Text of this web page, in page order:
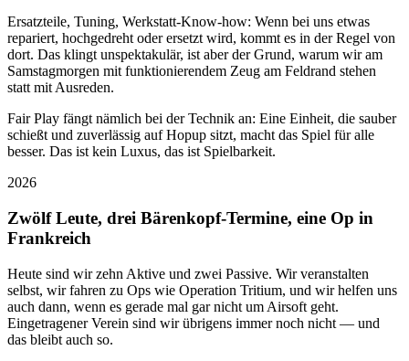
Ersatzteile, Tuning, Werkstatt-Know-how: Wenn bei uns etwas
repariert, hochgedreht oder ersetzt wird, kommt es in der Regel von
dort. Das klingt unspektakulär, ist aber der Grund, warum wir am
Samstagmorgen mit funktionierendem Zeug am Feldrand stehen
statt mit Ausreden.
Fair Play fängt nämlich bei der Technik an: Eine Einheit, die sauber
schießt und zuverlässig auf Hopup sitzt, macht das Spiel für alle
besser. Das ist kein Luxus, das ist Spielbarkeit.
2026
Zwölf Leute, drei Bärenkopf-Termine, eine Op in
Frankreich
Heute sind wir zehn Aktive und zwei Passive. Wir veranstalten
selbst, wir fahren zu Ops wie Operation Tritium, und wir helfen uns
auch dann, wenn es gerade mal gar nicht um Airsoft geht.
Eingetragener Verein sind wir übrigens immer noch nicht — und
das bleibt auch so.